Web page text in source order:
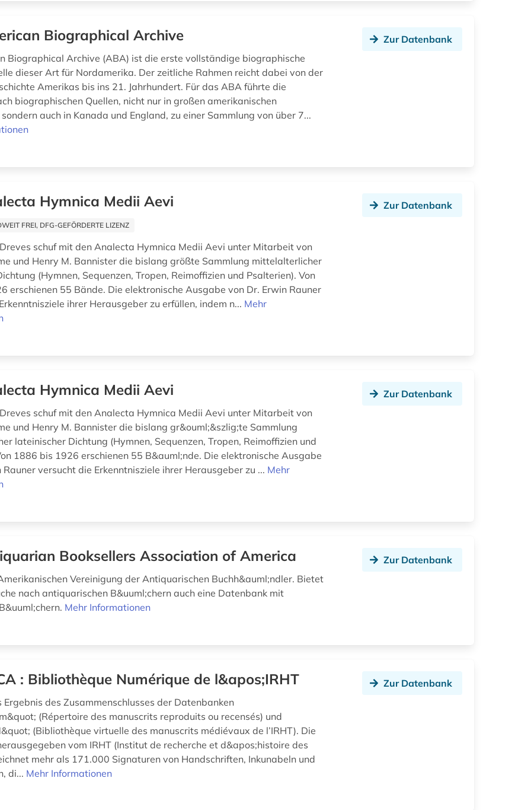
Biographical Archive
Biographical Archive (ABA) ist die erste vollständige biographische
dieser Art für Nordamerika. Der zeitliche Rahmen reicht dabei von der
Amerikas bis ins 21. Jahrhundert. Für das ABA führte die
biographischen Quellen, nicht nur in großen amerikanischen
auch in Kanada und England, zu einer Sammlung von über 7...
Zur Datenbank
Hymnica Medii Aevi
FREI, DFG-GEFÖRDERTE LIZENZ
schuf mit den Analecta Hymnica Medii Aevi unter Mitarbeit von
und Henry M. Bannister die bislang größte Sammlung mittelalterlicher
(Hymnen, Sequenzen, Tropen, Reimoffizien und Psalterien). Von
erschienen 55 Bände. Die elektronische Ausgabe von Dr. Erwin Rauner
ihrer Herausgeber zu erfüllen, indem n... Mehr
Zur Datenbank
Hymnica Medii Aevi
schuf mit den Analecta Hymnica Medii Aevi unter Mitarbeit von
und Henry M. Bannister die bislang gr&ouml;&szlig;te Sammlung
lateinischer Dichtung (Hymnen, Sequenzen, Tropen, Reimoffizien und
1886 bis 1926 erschienen 55 B&auml;nde. Die elektronische Ausgabe
Rauner versucht die Erkenntnisziele ihrer Herausgeber zu ... Mehr
Zur Datenbank
Booksellers Association of America
Vereinigung der Antiquarischen Buchh&auml;ndler. Bietet
nach antiquarischen B&uuml;chern auch eine Datenbank mit
Mehr Informationen
Zur Datenbank
: Bibliothèque Numérique de l&apos;IRHT
Ergebnis des Zusammenschlusses der Datenbanken
(Répertoire des manuscrits reproduits ou recensés) und
(Bibliothèque virtuelle des manuscrits médiévaux de l’IRHT). Die
vom IRHT (Institut de recherche et d&apos;histoire des
mehr als 171.000 Signaturen von Handschriften, Inkunabeln und
di... Mehr Informationen
Zur Datenbank